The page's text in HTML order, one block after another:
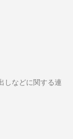
しなどに関する連